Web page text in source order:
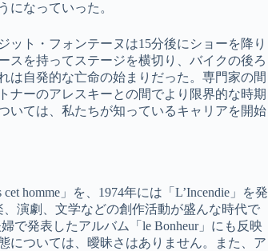
になっていった。
ット・フォンテーヌは15分後にショーを降り
スを持ってステージを横切り、バイクの後ろ
は自発的な亡命の始まりだった。専門家の間
ナーのアレスキーとの間でより限界的な時期
いては、私たちが知っているキャリアを開始
homme」を、1974年には「L’Incendie」を発
演劇、文学などの創作活動が盛んな時代で
で発表したアルバム「le Bonheur」にも反映
については、曖昧さはありません。また、ア